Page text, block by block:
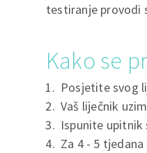
testiranje provodi
Kako se
Posjetite svog
Vaš liječnik
Ispunite upitnik
Za 4 - 5